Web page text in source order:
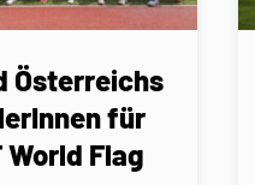
Österreichs
für
World Flag